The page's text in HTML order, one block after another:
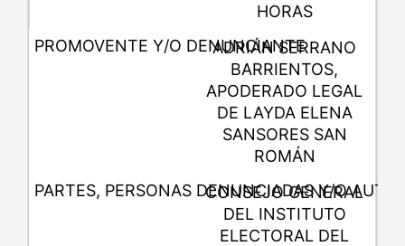
HORAS
ADRIÁN SERRANO
BARRIENTOS,
APODERADO LEGAL
DE LAYDA ELENA
SANSORES SAN
ROMÁN
CONSEJO GENERAL
DEL INSTITUTO
ELECTORAL DEL